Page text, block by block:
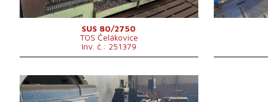
Řídící systém
ne
SUS 80/2750
TOS Čelákovice
Inv. č.: 251379
Rok výroby:
0
Oběžný průměr nad ložemmm